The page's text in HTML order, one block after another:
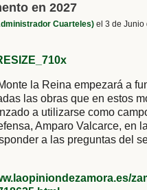
en 2027
Cuarteles) el 3 de Junio
la Reina empezará a
las obras que en estos
a utilizarse como
Amparo Valcarce, en
a las preguntas del